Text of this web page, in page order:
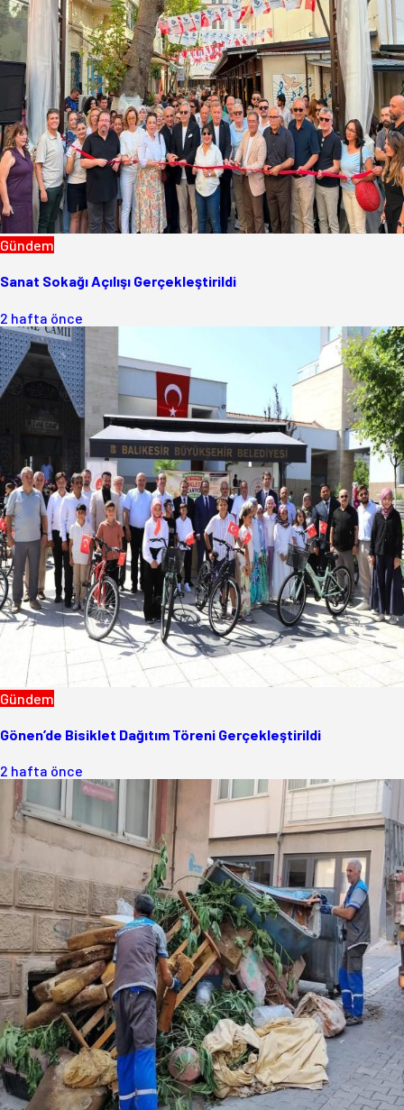
Gündem
Sanat Sokağı Açılışı Gerçekleştirildi
2 hafta önce
Gündem
Gönen’de Bisiklet Dağıtım Töreni Gerçekleştirildi
2 hafta önce